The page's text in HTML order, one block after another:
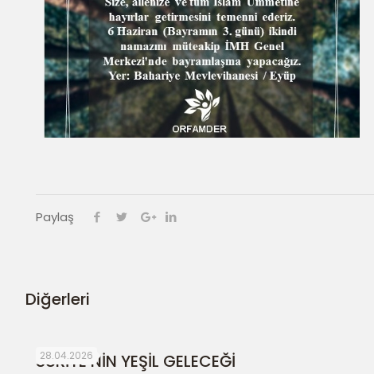
Paylaş
Diğerleri
28.04.2026
SURİYE’NİN YEŞİL GELECEĞİ